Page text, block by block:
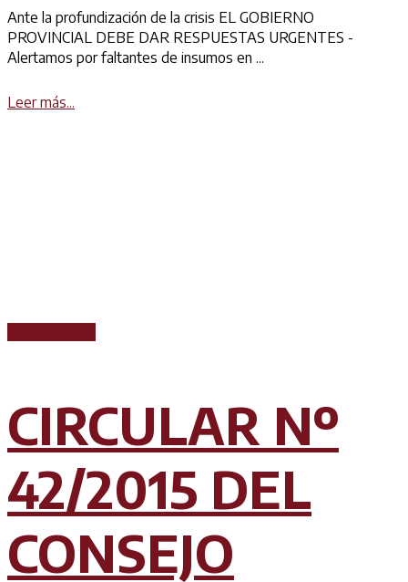
Ante la profundización de la crisis EL GOBIERNO
PROVINCIAL DEBE DAR RESPUESTAS URGENTES -
Alertamos por faltantes de insumos en ...
Leer más...
CIRCULAR Nº
42/2015 DEL
CONSEJO